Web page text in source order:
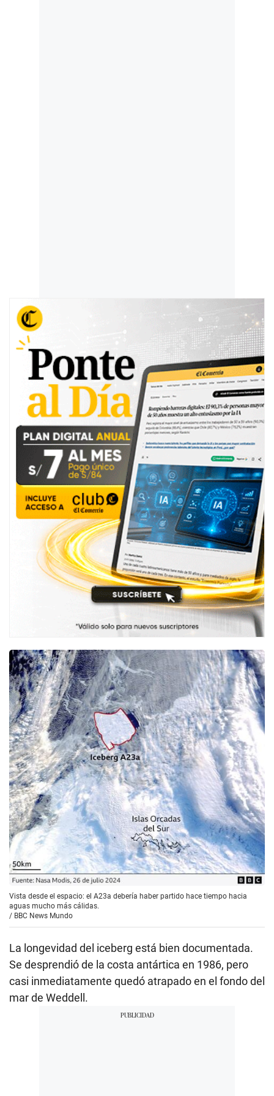
Vista desde el espacio: el A23a debería haber partido hace tiempo hacia
aguas mucho más cálidas.
/ BBC News Mundo
La longevidad del iceberg está bien documentada.
Se desprendió de la costa antártica en 1986, pero
casi inmediatamente quedó atrapado en el fondo del
mar de Weddell.